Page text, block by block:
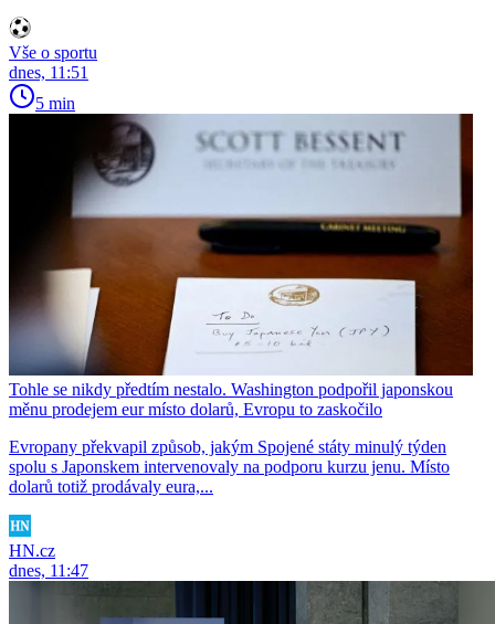
Vše o sportu
dnes, 11:51
5 min
Tohle se nikdy předtím nestalo. Washington podpořil japonskou
měnu prodejem eur místo dolarů, Evropu to zaskočilo
Evropany překvapil způsob, jakým Spojené státy minulý týden
spolu s Japonskem intervenovaly na podporu kurzu jenu. Místo
dolarů totiž prodávaly eura,...
HN.cz
dnes, 11:47